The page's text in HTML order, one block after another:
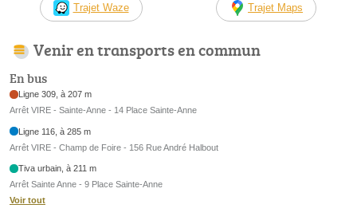
Trajet Waze Trajet Maps
Venir en transports en commun
En bus
Ligne 309, à 207 m
Arrêt VIRE - Sainte-Anne - 14 Place Sainte-Anne
Ligne 116, à 285 m
Arrêt VIRE - Champ de Foire - 156 Rue André Halbout
Tiva urbain, à 211 m
Arrêt Sainte Anne - 9 Place Sainte-Anne
Voir tout